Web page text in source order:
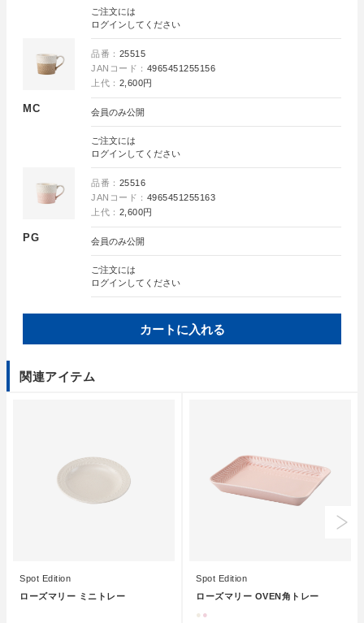
ご注文には
ログイン してください
MC
品番： 25515
JANコード： 4965451255156
上代： 2,600円
会員のみ公開
ご注文には
ログイン してください
PG
品番： 25516
JANコード： 4965451255163
上代： 2,600円
会員のみ公開
ご注文には
ログイン してください
カートに入れる
関連アイテム
Spot Edition
ローズマリー ミニトレー
Spot Edition
ローズマリー OVEN角トレー
● ●